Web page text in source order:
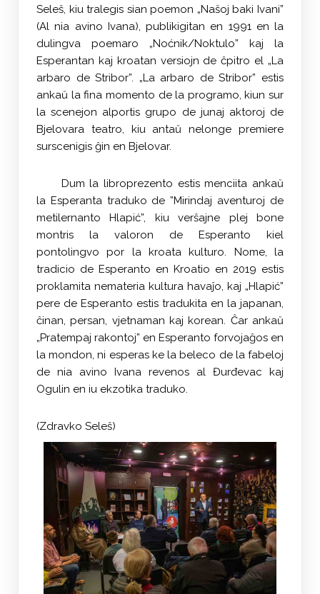
Seleš, kiu tralegis sian poemon „Našoj baki Ivani”
(Al nia avino Ivana), publikigitan en 1991 en la
dulingva poemaro „Noćnik/Noktulo” kaj la
Esperantan kaj kroatan versiojn de ĉpitro el „La
arbaro de Stribor”. „La arbaro de Stribor” estis
ankaŭ la fina momento de la programo, kiun sur
la scenejon alportis grupo de junaj aktoroj de
Bjelovara teatro, kiu antaŭ nelonge premiere
surscenigis ĝin en Bjelovar.
Dum la libroprezento estis menciita ankaŭ
la Esperanta traduko de ”Mirindaj aventuroj de
metilernanto Hlapić”, kiu verŝajne plej bone
montris la valoron de Esperanto kiel
pontolingvo por la kroata kulturo. Nome, la
tradicio de Esperanto en Kroatio en 2019 estis
proklamita nemateria kultura havaĵo, kaj „Hlapić”
pere de Esperanto estis tradukita en la japanan,
ĉinan, persan, vjetnaman kaj korean. Ĉar ankaŭ
„Pratempaj rakontoj” en Esperanto forvojaĝos en
la mondon, ni esperas ke la beleco de la fabeloj
de nia avino Ivana revenos al Đurđevac kaj
Ogulin en iu ekzotika traduko.
(Zdravko Seleš)